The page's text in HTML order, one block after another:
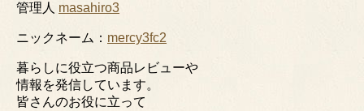
管理人 masahiro3
ニックネーム： mercy3fc2
暮らしに役立つ商品レビューや
情報を発信しています。
皆さんのお役に立って